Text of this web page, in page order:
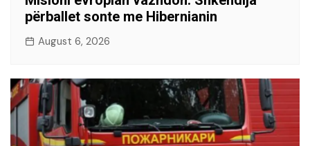
përballet sonte me Hibernianin
August 6, 2026